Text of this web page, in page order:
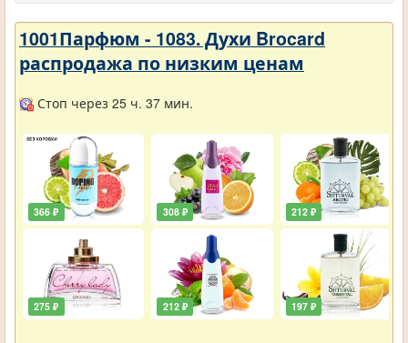
1001Парфюм - 1083. Духи Brocard
распродажа по низким ценам
Стоп через 25 ч. 37 мин.
366 ₽
275 ₽
308 ₽
212 ₽
212 ₽
197 ₽